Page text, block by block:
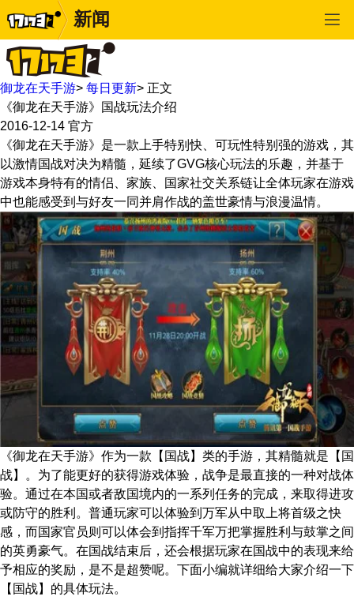
新闻
御龙在天手游> 每日更新> 正文
《御龙在天手游》国战玩法介绍
2016-12-14 官方
《御龙在天手游》是一款上手特别快、可玩性特别强的游戏，其
以激情国战对决为精髓，延续了GVG核心玩法的乐趣，并基于
游戏本身特有的情侣、家族、国家社交关系链让全体玩家在游戏
中也能感受到与好友一同并肩作战的盖世豪情与浪漫温情。
《御龙在天手游》作为一款【国战】类的手游，其精髓就是【国
战】。为了能更好的获得游戏体验，战争是最直接的一种对战体
验。通过在本国或者敌国境内的一系列任务的完成，来取得进攻
或防守的胜利。普通玩家可以体验到万军从中取上将首级之快
感，而国家官员则可以体会到指挥千军万把掌握胜利与鼓掌之间
的英勇豪气。在国战结束后，还会根据玩家在国战中的表现来给
予相应的奖励，是不是超赞呢。下面小编就详细给大家介绍一下
【国战】的具体玩法。